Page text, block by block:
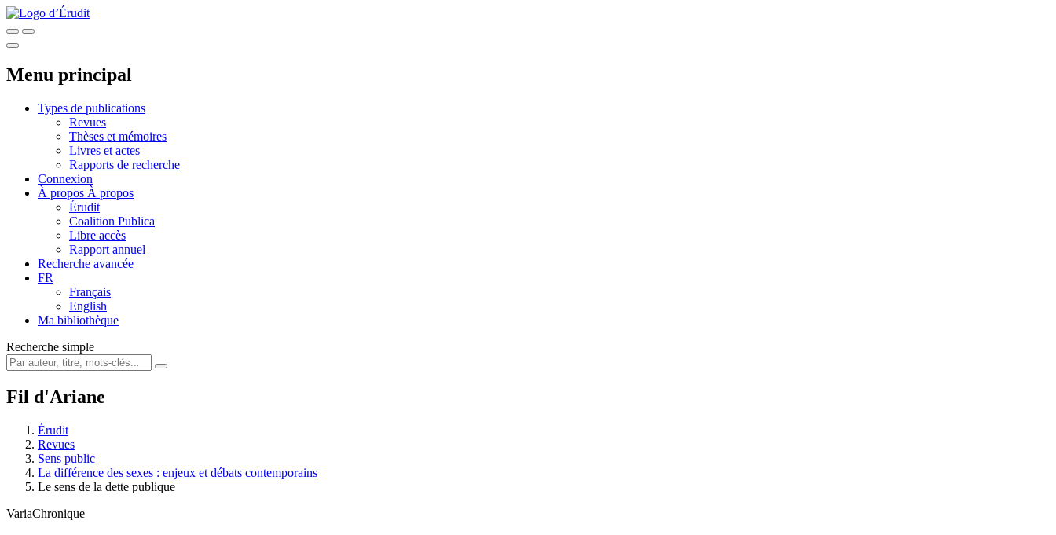
Menu principal
Types de publications
Revues
Thèses et mémoires
Livres et actes
Rapports de recherche
Connexion
À propos À propos
Érudit
Coalition Publica
Libre accès
Rapport annuel
Recherche avancée
FR
Français
English
Ma bibliothèque
Recherche simple
Fil d'Ariane
Érudit
Revues
Sens public
La différence des sexes : enjeux et débats contemporains
Le sens de la dette publique
VariaChronique